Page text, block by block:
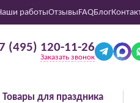
работыОтзывыFAQБлог
(495) 120-11-26
Заказать звонок
Товары для праздника